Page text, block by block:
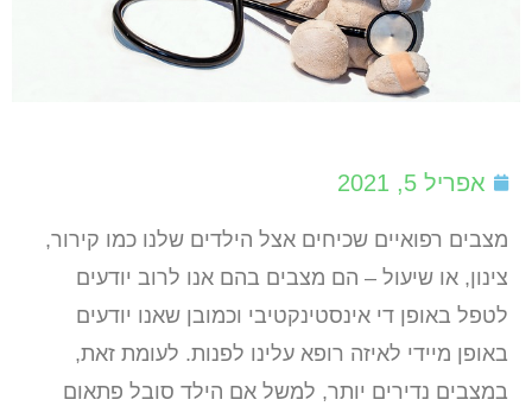
אפריל 5, 2021
מצבים רפואיים שכיחים אצל הילדים שלנו כמו קירור,
צינון, או שיעול – הם מצבים בהם אנו לרוב יודעים
לטפל באופן די אינסטינקטיבי וכמובן שאנו יודעים
באופן מיידי לאיזה רופא עלינו לפנות. לעומת זאת,
במצבים נדירים יותר, למשל אם הילד סובל פתאום